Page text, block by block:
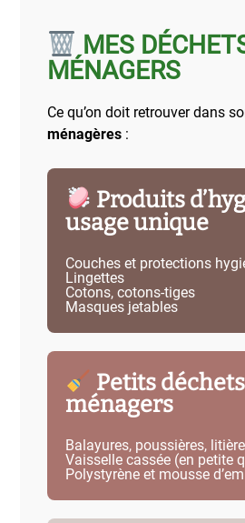
MES
MÉNAGERS
Ce qu’on doit retrouver dans
ménagères :
Produits
usage unique
Couches et protections
Lingettes
Cotons, cotons-tiges
Masques jetables
Petits déchets
ménagers
Balayures, poussières,
Vaisselle cassée (en petite
Polystyrène et mousse